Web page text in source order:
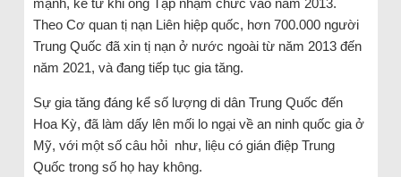
Theo Cơ quan tị nạn Liên hiệp quốc, hơn 700.000 người
Trung Quốc đã xin tị nạn ở nước ngoài từ năm 2013 đến
năm 2021, và đang tiếp tục gia tăng.
Sự gia tăng đáng kể số lượng di dân Trung Quốc đến
Hoa Kỳ, đã làm dấy lên mối lo ngại về an ninh quốc gia ở
Mỹ, với một số câu hỏi như, liệu có gián điệp Trung
Quốc trong số họ hay không.